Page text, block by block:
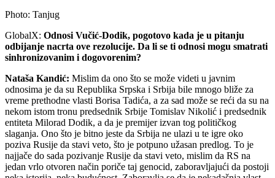
Photo: Tanjug
GlobalX: Odnosi Vučić-Dodik, pogotovo kada je u pitanju
odbijanje nacrta ove rezolucije. Da li se ti odnosi mogu smatrati
sinhronizovanim i dogovorenim?
Nataša Kandić: Mislim da ono što se može videti u javnim
odnosima je da su Republika Srpska i Srbija bile mnogo bliže za
vreme prethodne vlasti Borisa Tadića, a za sad može se reći da su na
nekom istom tronu predsednik Srbije Tomislav Nikolić i predsednik
entiteta Milorad Dodik, a da je premijer izvan tog političkog
slaganja. Ono što je bitno jeste da Srbija ne ulazi u te igre oko
poziva Rusije da stavi veto, što je potpuno užasan predlog. To je
najjače do sada pozivanje Rusije da stavi veto, mislim da RS na
jedan vrlo otvoren način poriče taj genocid, zaboravljajući da postoji